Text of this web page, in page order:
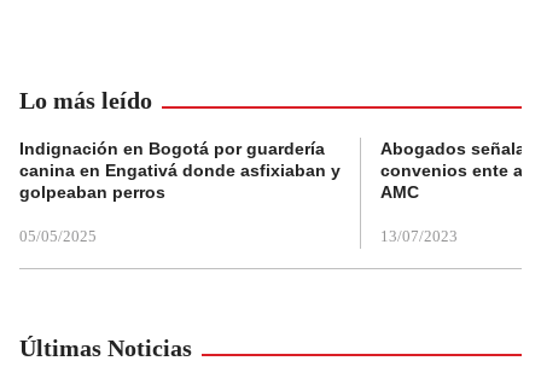
Lo más leído
Indignación en Bogotá por guardería
canina en Engativá donde asfixiaban y
golpeaban perros
05/05/2025
Abogados
convenios ente
AMC
13/07/2023
Últimas Noticias